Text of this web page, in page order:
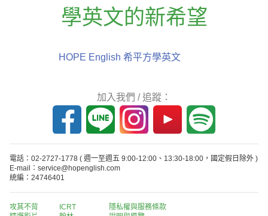
學英文的新希望
HOPE English 希平方學英文
加入我們 / 追蹤：
電話：02-2727-1778 ( 週一至週五 9:00-12:00、13:30-18:00，國定假日除外 )
E-mail：service@hopenglish.com
統編：24746401
攻其不背
ICRT
隱私權與服務條款